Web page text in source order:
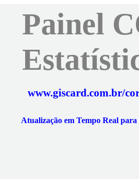
Painel
www.giscard.com.br/
Atualização em Tempo Real